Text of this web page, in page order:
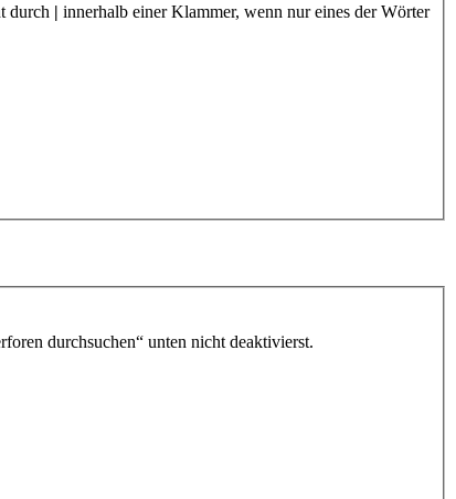
durch | innerhalb einer Klammer, wenn nur eines der Wörter
durchsuchen“ unten nicht deaktivierst.